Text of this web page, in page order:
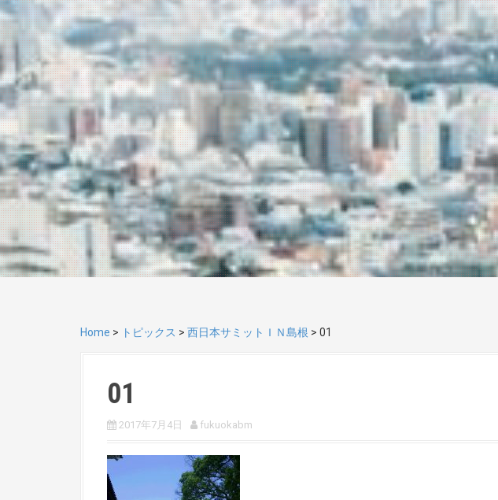
Home > トピックス > 西日本サミットＩＮ島根 > 01
01
2017年7月4日 fukuokabm